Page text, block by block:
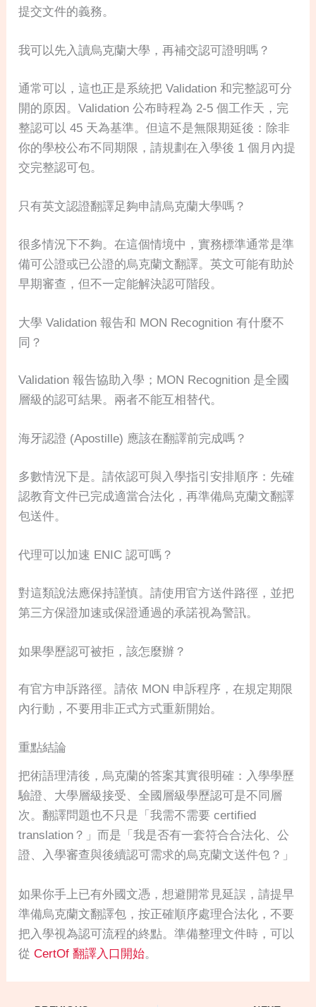
提交文件的義務。
我可以先入讀烏克蘭大學，再補交認可證明嗎？
通常可以，這也正是系統把 Validation 和完整認可分
開的原因。Validation 公布時程為 2-5 個工作天，完
整認可以 45 天為基準。但這不是無限期延後：除非
你的學校公布不同期限，請規劃在入學後 1 個月內提
交完整認可包。
只有英文認證翻譯足夠申請烏克蘭大學嗎？
很多情況下不夠。在這個情境中，實務標準通常是準
備可公證或已公證的烏克蘭文翻譯。英文可能有助於
早期審查，但不一定能解決認可階段。
大學 Validation 報告和 MON Recognition 有什麼不
同？
Validation 報告協助入學；MON Recognition 是全國
層級的認可結果。兩者不能互相替代。
海牙認證 (Apostille) 應該在翻譯前完成嗎？
多數情況下是。請依認可與入學指引安排順序：先確
認教育文件已完成適當合法化，再準備烏克蘭文翻譯
包送件。
代理可以加速 ENIC 認可嗎？
對這類說法應保持謹慎。請使用官方送件路徑，並把
第三方保證加速或保證通過的承諾視為警訊。
如果學歷認可被拒，該怎麼辦？
有官方申訴路徑。請依 MON 申訴程序，在規定期限
內行動，不要用非正式方式重新開始。
重點結論
把術語理清後，烏克蘭的答案其實很明確：入學學歷
驗證、大學層級接受、全國層級學歷認可是不同層
次。翻譯問題也不只是「我需不需要 certified
translation？」而是「我是否有一套符合合法化、公
證、入學審查與後續認可需求的烏克蘭文送件包？」
如果你手上已有外國文憑，想避開常見延誤，請提早
準備烏克蘭文翻譯包，按正確順序處理合法化，不要
把入學視為認可流程的終點。準備整理文件時，可以
從CertOf 翻譯入口開始。